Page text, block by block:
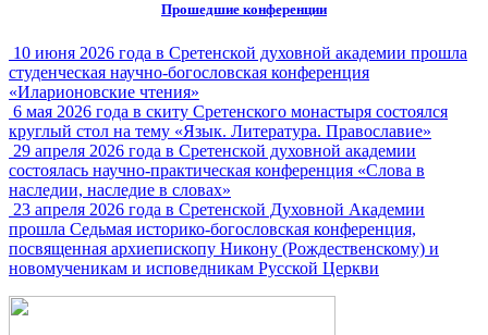
Прошедшие конференции
10 июня 2026 года в Сретенской духовной академии прошла
студенческая научно-богословская конференция
«Иларионовские чтения»
6 мая 2026 года в скиту Сретенского монастыря состоялся
круглый стол на тему «Язык. Литература. Православие»
29 апреля 2026 года в Сретенской духовной академии
состоялась научно-практическая конференция «Слова в
наследии, наследие в словах»
23 апреля 2026 года в Сретенской Духовной Академии
прошла Седьмая историко-богословская конференция,
посвященная архиепископу Никону (Рождественскому) и
новомученикам и исповедникам Русской Церкви